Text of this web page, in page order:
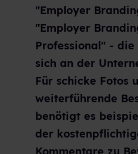
"Employer
"Employer
Professional" -
sich an der
Für schicke Fotos
weiterführende
benötigt es
der